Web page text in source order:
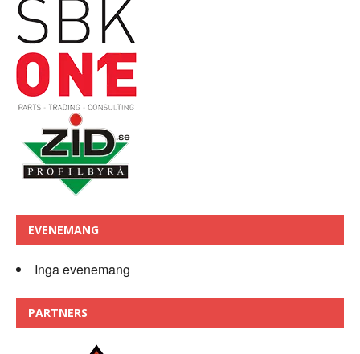
EVENEMANG
Inga evenemang
PARTNERS